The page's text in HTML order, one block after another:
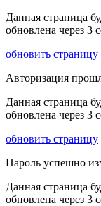
Данная страница
обновлена через 3
обновить страницу
Авторизация
Данная страница
обновлена через 3
обновить страницу
Пароль успешно
Данная страница
обновлена через 3